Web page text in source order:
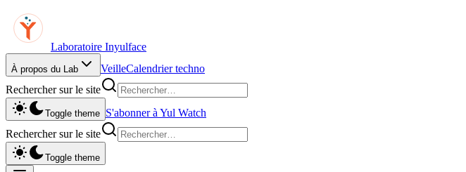
Laboratoire Inyulface
À propos du Lab VeilleCalendrier techno
Rechercher sur le site
Toggle theme S'abonner à Yul Watch
Rechercher sur le site
Toggle theme